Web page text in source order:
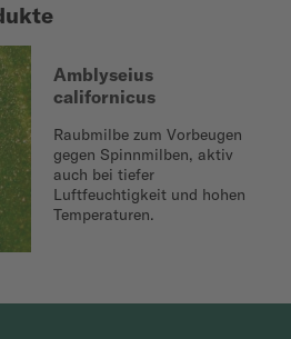
Amblyseius
californicus
Raubmilbe zum Vorbeugen
gegen Spinnmilben, aktiv
auch bei tiefer
Luftfeuchtigkeit und hohen
Temperaturen.